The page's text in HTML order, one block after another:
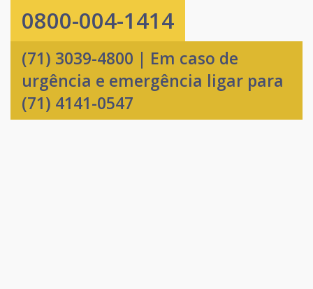
0800-004-1414
(71) 3039-4800 | Em caso de
urgência e emergência ligar para
(71) 4141-0547